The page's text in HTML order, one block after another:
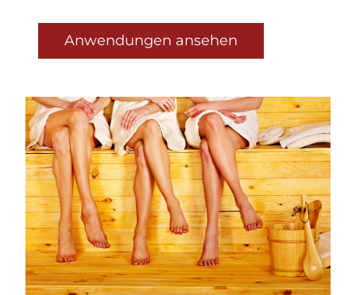
Anwendungen ansehen